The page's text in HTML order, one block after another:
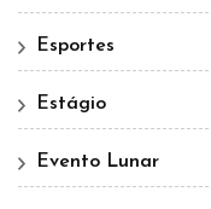
Esportes
Estágio
Evento Lunar